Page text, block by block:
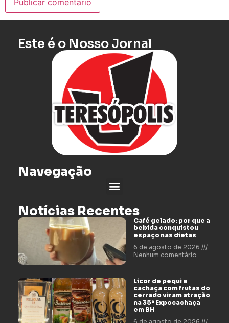
Este é o Nosso Jornal
Navegação
Notícias Recentes
Café gelado: por que a
bebida conquistou
espaço nas dietas
6 de agosto de 2026
Nenhum comentário
Licor de pequi e
cachaça com frutas do
cerrado viram atração
na 35ª Expocachaça
em BH